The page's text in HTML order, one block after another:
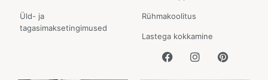
Üld- ja
tagasimaksetingimused
Rühmakoolitus
Lastega kokkamine